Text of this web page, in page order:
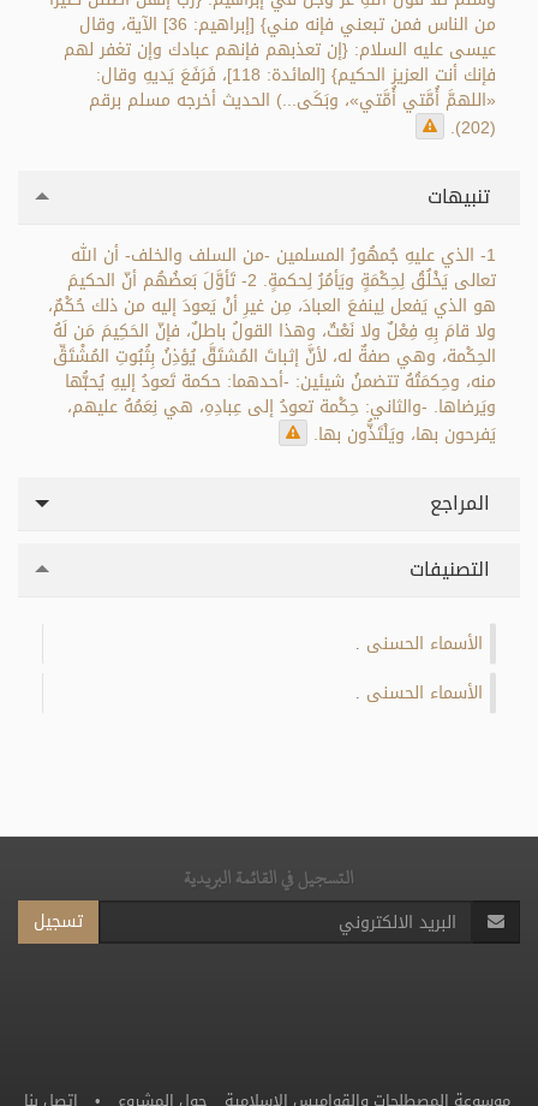
من الناس فمن تبعني فإنه مني} [إبراهيم: 36] الآية، وقال
عيسى عليه السلام: {إن تعذبهم فإنهم عبادك وإن تغفر لهم
فإنك أنت العزيز الحكيم} [المائدة: 118]، فَرَفَعَ يَديهِ وقال:
«اللهمَّ أُمَّتي أُمَّتي»، وبَكَى...) الحديث أخرجه مسلم برقم
(202).
تنبيهات
1- الذي عليهِ جُمهُورُ المسلمين -من السلف والخلف- أن الله
تعالى يَخْلُقُ لِحِكْمَةٍ ويَأمُرُ لِحكمةٍ. 2- تَأوَّلَ بَعضُهُم أنّ الحكيمَ
هو الذي يَفعل لِينفعَ العبادَ، مِن غيرِ أنْ يَعودَ إليه من ذلك حُكْمٌ،
ولا قامَ بِهِ فِعْلٌ ولا نَعْتٌ، وهذا القولُ باطلٌ، فإنّ الحَكِيمَ مَن لَهُ
الحِكْمة، وهي صفةٌ له، لأنَّ إثباتَ المُشتَقَّ يُؤذِنُ بِثُبُوتِ المُشْتَقِّ
منه، وحِكمَتُهُ تتضمنُ شيئين: -أحدهما: حكمة تَعودُ إليهِ يُحبُّها
ويَرضاها. -والثاني: حِكْمة تعودُ إلى عِبادِهِ، هي نِعَمُهُ عليهم،
يَفرحون بها، ويَلْتَذُّون بها.
المراجع
التصنيفات
الأسماء الحسنى
الأسماء الحسنى
التسجيل في القائمة البريدية
تسجيل